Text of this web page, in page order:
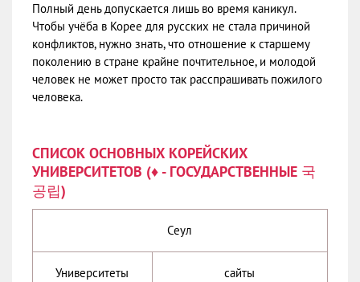
Полный день допускается лишь во время каникул.
Чтобы учёба в Корее для русских не стала причиной
конфликтов, нужно знать, что отношение к старшему
поколению в стране крайне почтительное, и молодой
человек не может просто так расспрашивать пожилого
человека.
СПИСОК ОСНОВНЫХ КОРЕЙСКИХ
УНИВЕРСИТЕТОВ (♦- ГОСУДАРСТВЕННЫЕ 국
공립)
Сеул
Университеты сайты